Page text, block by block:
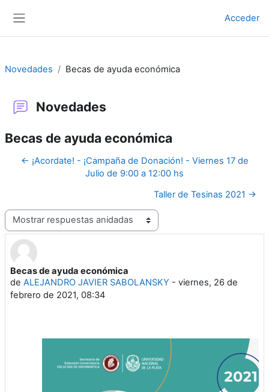
Acceder
Novedades Becas de ayuda económica
Novedades
Becas de ayuda económica
← ¡Acordate! - ¡Campaña de Donación! - Viernes 17 de
Julio de 9:00 a 12:00 hs
Taller de Tesinas 2021 →
Mostrar modo
Becas de ayuda económica
de ALEJANDRO JAVIER SABOLANSKY - viernes, 26 de
febrero de 2021, 08:34
Número de respuestas: 0